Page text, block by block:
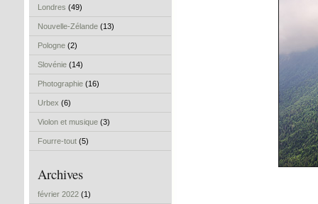
Londres (49)
Nouvelle-Zélande (13)
Pologne (2)
Slovénie (14)
Photographie (16)
Urbex (6)
Violon et musique (3)
Fourre-tout (5)
Archives
février 2022 (1)